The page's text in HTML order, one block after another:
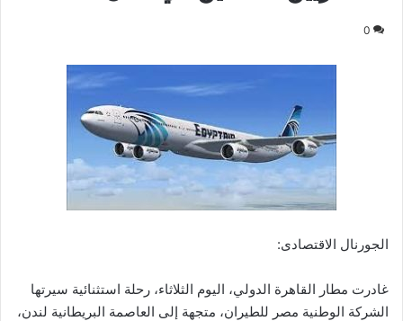
0
الجورنال الاقتصادى:
غادرت مطار القاهرة الدولي، اليوم الثلاثاء، رحلة استثنائية سيرتها
الشركة الوطنية مصر للطيران، متجهة إلى العاصمة البريطانية لندن،